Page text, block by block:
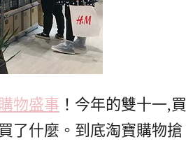
物盛事 ！今年的雙十一,買
了什麼。到底淘寶購物搶